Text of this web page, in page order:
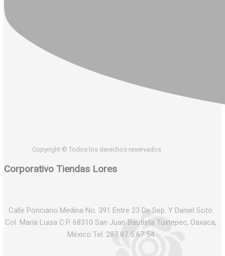
Copyright © Todos los derechos reservados
Corporativo Tiendas Lores
Calle Ponciano Medina No. 391 Entre 23 De Sep. Y Daniel Soto
Col. María Luisa C.P. 68310 San Juan Bautista Tuxtepec, Oaxaca,
México Tel. 287 87 5 67 54